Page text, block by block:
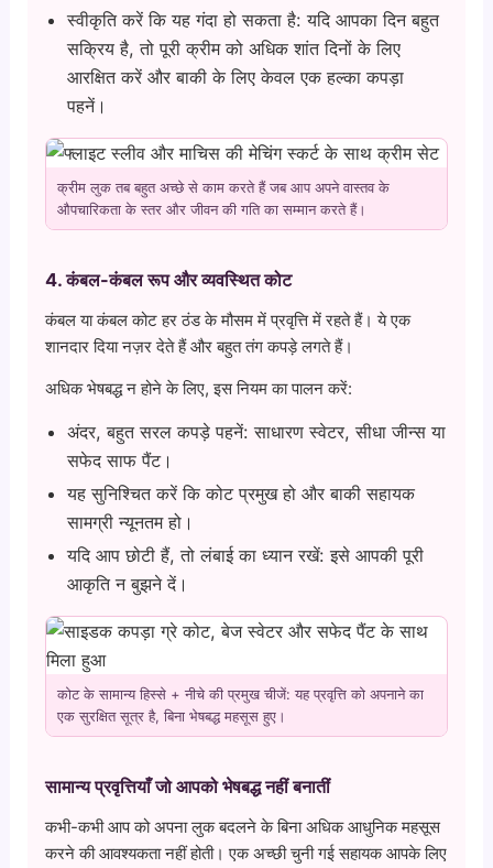
स्वीकृति करें कि यह गंदा हो सकता है: यदि आपका दिन बहुत
सक्रिय है, तो पूरी क्रीम को अधिक शांत दिनों के लिए
आरक्षित करें और बाकी के लिए केवल एक हल्का कपड़ा
पहनें।
क्रीम लुक तब बहुत अच्छे से काम करते हैं जब आप अपने वास्तव के
औपचारिकता के स्तर और जीवन की गति का सम्मान करते हैं।
4. कंबल-कंबल रूप और व्यवस्थित कोट
कंबल या कंबल कोट हर ठंड के मौसम में प्रवृत्ति में रहते हैं। ये एक
शानदार दिया नज़र देते हैं और बहुत तंग कपड़े लगते हैं।
अधिक भेषबद्ध न होने के लिए, इस नियम का पालन करें:
अंदर, बहुत सरल कपड़े पहनें: साधारण स्वेटर, सीधा जीन्स या
सफेद साफ पैंट।
यह सुनिश्चित करें कि कोट प्रमुख हो और बाकी सहायक
सामग्री न्यूनतम हो।
यदि आप छोटी हैं, तो लंबाई का ध्यान रखें: इसे आपकी पूरी
आकृति न बुझने दें।
कोट के सामान्य हिस्से + नीचे की प्रमुख चीजें: यह प्रवृत्ति को अपनाने का
एक सुरक्षित सूत्र है, बिना भेषबद्ध महसूस हुए।
सामान्य प्रवृत्तियाँ जो आपको भेषबद्ध नहीं बनातीं
कभी-कभी आप को अपना लुक बदलने के बिना अधिक आधुनिक महसूस
करने की आवश्यकता नहीं होती। एक अच्छी चुनी गई सहायक आपके लिए